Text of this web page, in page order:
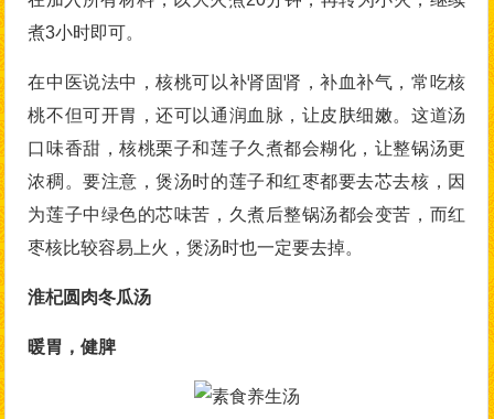
煮3小时即可。
在中医说法中，核桃可以补肾固肾，补血补气，常吃核
桃不但可开胃，还可以通润血脉，让皮肤细嫩。这道汤
口味香甜，核桃栗子和莲子久煮都会糊化，让整锅汤更
浓稠。要注意，煲汤时的莲子和红枣都要去芯去核，因
为莲子中绿色的芯味苦，久煮后整锅汤都会变苦，而红
枣核比较容易上火，煲汤时也一定要去掉。
淮杞圆肉冬瓜汤
暖胃，健脾